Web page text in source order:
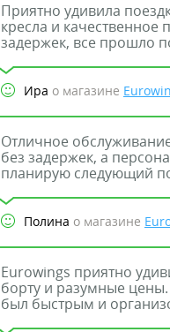
Приятно удивила
кресла и
задержек, все прошло
Ира о магазине
Отличное
без задержек, а
планирую следующий
Полина о магазине
Eurowings приятно
борту и разумные
был быстрым и